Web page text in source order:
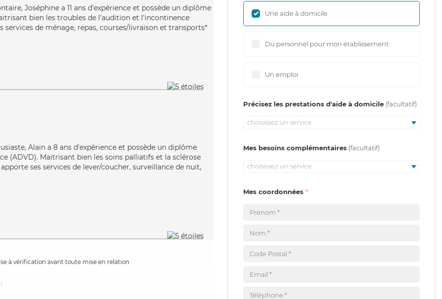
Joséphine a 11 ans d'expérience et possède un diplôme
bien les troubles de l'audition et l'incontinence
services de ménage, repas, courses/livraison et transports*
Alain a 8 ans d'expérience et possède un diplôme
(ADVD). Maitrisant bien les soins palliatifs et la sclérose
ses services de lever/coucher, surveillance de nuit,
à vérification avant toute mise en relation
Une aide à domicile
Du personnel pour mon établissement
Un emploi
Précisez les prestations d'aide à domicile
choisissez un service
Mes besoins complémentaires
choisissez un service
Mes coordonnées